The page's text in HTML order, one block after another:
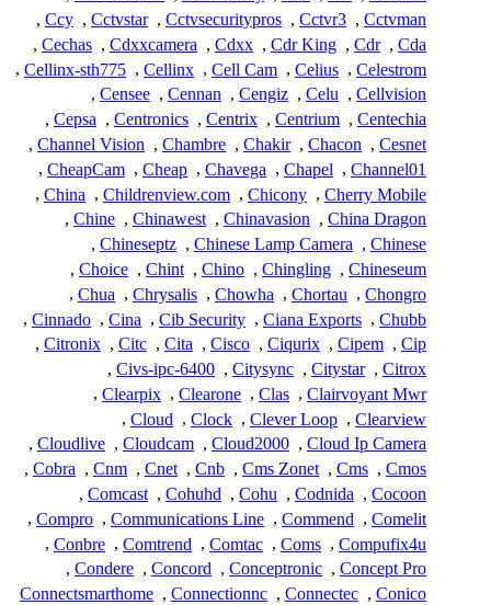
Cctvman
,
Cctvr3
,
Cctvsecuritypros
,
Cctvstar
,
Ccy
,
Cda
,
Cdr
,
Cdr King
,
Cdxx
,
Cdxxcamera
,
Cechas
,
Celestrom
,
Celius
,
Cell Cam
,
Cellinx
,
Cellinx-sth775
,
Cellvision
,
Celu
,
Cengiz
,
Cennan
,
Censee
,
Centechia
,
Centrium
,
Centrix
,
Centronics
,
Cepsa
,
Cesnet
,
Chacon
,
Chakir
,
Chambre
,
Channel Vision
,
Channel01
,
Chapel
,
Chavega
,
Cheap
,
CheapCam
,
Cherry Mobile
,
Chicony
,
Childrenview.com
,
China
,
China Dragon
,
Chinavasion
,
Chinawest
,
Chine
,
Chinese
,
Chinese Lamp Camera
,
Chineseptz
,
Chineseum
,
Chingling
,
Chino
,
Chint
,
Choice
,
Chongro
,
Chortau
,
Chowha
,
Chrysalis
,
Chua
,
Chubb
,
Ciana Exports
,
Cib Security
,
Cina
,
Cinnado
,
Cip
,
Cipem
,
Ciqurix
,
Cisco
,
Cita
,
Citc
,
Citronix
,
Citrox
,
Citystar
,
Citysync
,
Civs-ipc-6400
,
Clairvoyant Mwr
,
Clas
,
Clearone
,
Clearpix
,
Clearview
,
Clever Loop
,
Clock
,
Cloud
,
Cloud Ip Camera
,
Cloud2000
,
Cloudcam
,
Cloudlive
,
Cmos
,
Cms
,
Cms Zonet
,
Cnb
,
Cnet
,
Cnm
,
Cobra
,
Cocoon
,
Codnida
,
Cohu
,
Cohuhd
,
Comcast
,
Comelit
,
Commend
,
Communications Line
,
Compro
,
Compufix4u
,
Coms
,
Comtac
,
Comtrend
,
Conbre
,
Concept Pro
,
Conceptronic
,
Concord
,
Condere
,
Conico
,
Connectec
,
Connectionnc
,
Connectsmarthome